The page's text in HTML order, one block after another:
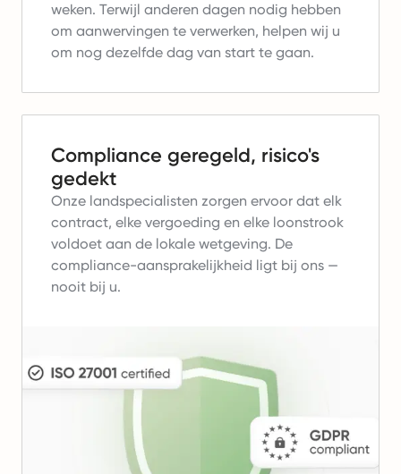
weken. Terwijl anderen dagen nodig hebben
om aanwervingen te verwerken, helpen wij u
om nog dezelfde dag van start te gaan.
Compliance geregeld, risico's
gedekt
Onze landspecialisten zorgen ervoor dat elk
contract, elke vergoeding en elke loonstrook
voldoet aan de lokale wetgeving. De
compliance-aansprakelijkheid ligt bij ons —
nooit bij u.